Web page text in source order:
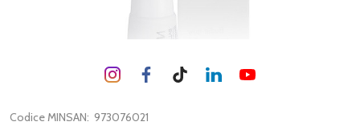
Codice MINSAN: 973076021